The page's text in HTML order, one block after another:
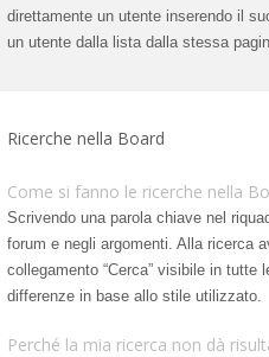
direttamente un utente inserendo il
un utente dalla lista dalla stessa
Ricerche nella Board
Come si fanno le ricerche nella
Scrivendo una parola chiave nel
forum e negli argomenti. Alla ricerca
collegamento “Cerca” visibile in tutte
differenze in base allo stile utilizzato.
Perché la mia ricerca non dà